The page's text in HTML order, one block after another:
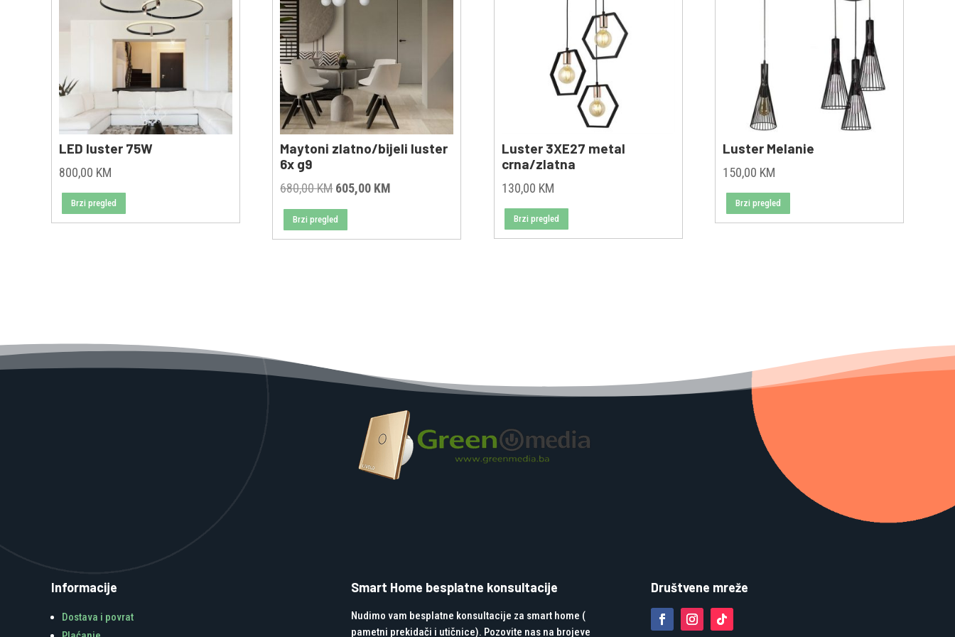
LED luster 75W
800,00 KM
Brzi pregled
Maytoni zlatno/bijeli luster
6x g9
680,00KM Original
price
was:
680,00 KM.
605,00 KM
605,00 KM.
Brzi pregled
Luster 3XE27 metal
crna/zlatna
130,00 KM
Brzi pregled
Luster Melanie
150,00 KM
Brzi pregled
Informacije
Dostava i povrat
Smart Home besplatne konsultacije
Nudimo vam besplatne konsultacije za smart home (
pametni prekidači i utičnice). Pozovite nas na brojeve
Društvene mreže